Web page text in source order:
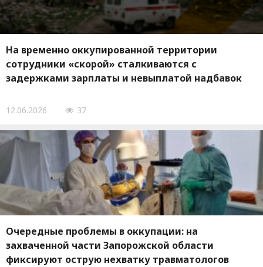
На временно оккупированной территории
сотрудники «скорой» сталкиваются с
задержками зарплаты и невыплатой надбавок
12.06.2026 37
Очередные проблемы в оккупации: на
захваченной части Запорожской области
фиксируют острую нехватку травматологов